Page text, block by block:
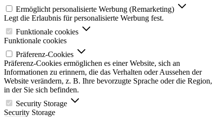
Ermöglicht personalisierte Werbung (Remarketing)
Legt die Erlaubnis für personalisierte Werbung fest.
Funktionale cookies
Funktionale cookies
Präferenz-Cookies
Präferenz-Cookies ermöglichen es einer Website, sich an
Informationen zu erinnern, die das Verhalten oder Aussehen der
Website verändern, z. B. Ihre bevorzugte Sprache oder die Region,
in der Sie sich befinden.
Security Storage
Security Storage